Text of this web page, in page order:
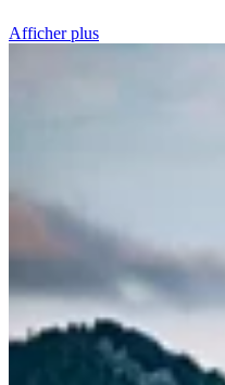
Afficher plus